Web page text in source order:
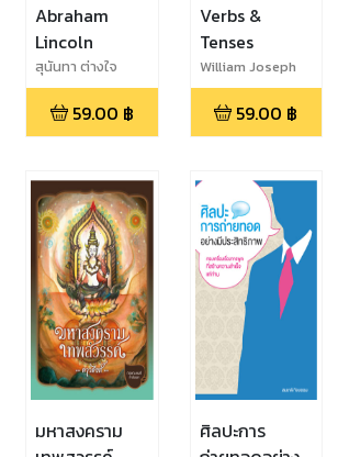
Abraham
Lincoln
สุนันทา ต่างใจ
59.00 ฿
Verbs &
Tenses
William Joseph
Klinkenberg
59.00 ฿
มหาสงคราม
ศิลปะการ